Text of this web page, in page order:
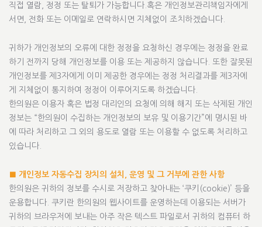
직접 열람, 정정 또는 탈퇴가 가능합니다.혹은 개인정보관리책임자에게
서면, 전화 또는 이메일로 연락하시면 지체없이 조치하겠습니다.
귀하가 개인정보의 오류에 대한 정정을 요청하신 경우에는 정정을 완료
하기 전까지 당해 개인정보를 이용 또는 제공하지 않습니다. 또한 잘못된
개인정보를 제3자에게 이미 제공한 경우에는 정정 처리결과를 제3자에
게 지체없이 통지하여 정정이 이루어지도록 하겠습니다.
한의원은 이용자 혹은 법정 대리인의 요청에 의해 해지 또는 삭제된 개인
정보는 “한의원이 수집하는 개인정보의 보유 및 이용기간”에 명시된 바
에 따라 처리하고 그 외의 용도로 열람 또는 이용할 수 없도록 처리하고
있습니다.
■ 개인정보 자동수집 장치의 설치, 운영 및 그 거부에 관한 사항
한의원은 귀하의 정보를 수시로 저장하고 찾아내는 ‘쿠키(cookie)’ 등을
운용합니다. 쿠키란 한의원의 웹사이트를 운영하는데 이용되는 서버가
귀하의 브라우저에 보내는 아주 작은 텍스트 파일로서 귀하의 컴퓨터 하